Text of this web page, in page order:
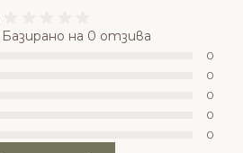
Базирано на 0 отзива
0
0
0
0
0